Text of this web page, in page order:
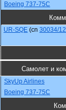
Boeing 737-75C
UR-SQE (cn 30034/
Самолет и
SkyUp Airlines
Boeing 737-75C